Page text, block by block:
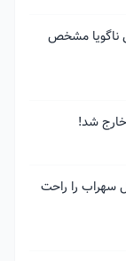
ناگویا مشخص
شد!
سهراب را راحت